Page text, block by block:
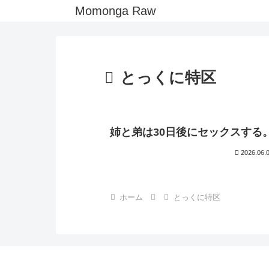
Momonga Raw
とっくに特区
姉と弟は30日後にセックスする。
ホーム とっくに特区